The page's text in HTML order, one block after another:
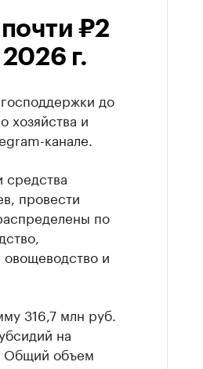
₽2
г.
до
хозяйства и
канале.
средства
провести
по
овощеводство и
316,7 млн руб.
на
Общий объем